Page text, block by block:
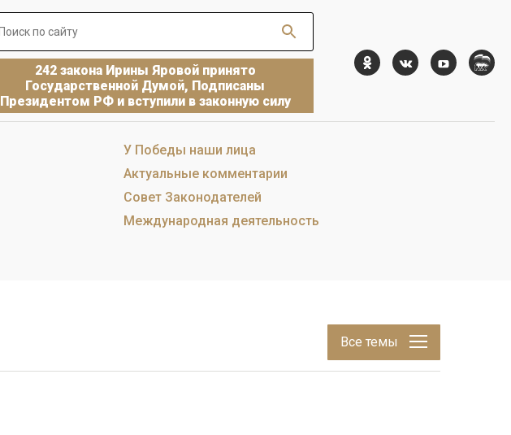
242 закона Ирины Яровой принято
Государственной Думой, Подписаны
Президентом РФ и вступили в законную силу
У Победы наши лица
Актуальные комментарии
Совет Законодателей
Международная деятельность
Все темы